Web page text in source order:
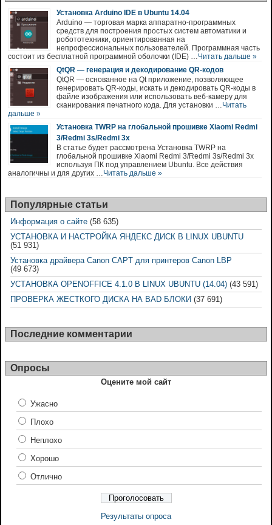
Установка Arduino IDE в Ubuntu 14.04
Arduino — торговая марка аппаратно-программных
средств для построения простых систем автоматики и
робототехники, ориентированная на
непрофессиональных пользователей. Программная часть
состоит из бесплатной программной оболочки (IDE) …Читать дальше »
QtQR — генерация и декодирование QR-кодов
QtQR — основанное на Qt приложение, позволяющее
генерировать QR-коды, искать и декодировать QR-коды в
файле изображения или использовать веб-камеру для
сканирования печатного кода. Для установки …Читать
дальше »
Установка TWRP на глобальной прошивке Xiaomi Redmi
3/Redmi 3s/Redmi 3x
В статье будет рассмотрена Установка TWRP на
глобальной прошивке Xiaomi Redmi 3/Redmi 3s/Redmi 3x
используя ПК под управлением Ubuntu. Все действия
аналогичны и для других …Читать дальше »
Популярные статьи
Информация о сайте (58 635)
УСТАНОВКА И НАСТРОЙКА ЯНДЕКС ДИСК В LINUX UBUNTU
(51 931)
Установка драйвера Canon CAPT для принтеров Canon LBP
(49 673)
УСТАНОВКА OPENOFFICE 4.1.0 В LINUX UBUNTU (14.04) (43 591)
ПРОВЕРКА ЖЕСТКОГО ДИСКА НА BAD БЛОКИ (37 691)
Последние комментарии
Опросы
Оцените мой сайт
Ужасно
Плохо
Неплохо
Хорошо
Отлично
Результаты опроса